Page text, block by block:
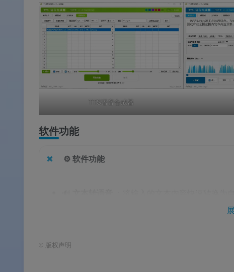
TTS语音合成器
软件功能
⚙️ 软件功能
：基于微软 Edge 同款 TTS 引
© 版权声明